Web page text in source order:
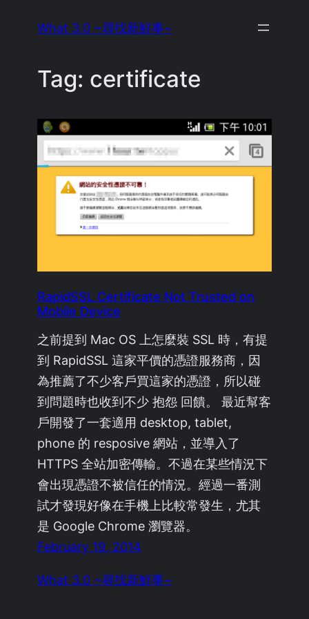
What 3.0 ~尋找新鮮事~
Tag: certificate
RapidSSL Certificate Not Trusted on
Mobile Device
之前提到 Mac OS 上怎麼裝 SSL 時，有提
到 RapidSSL 這家平價的憑證服務商，因
為推薦了不少客戶買這家的憑證，所以碰
到問題時也收到不少 抱怨 回饋。 最近幫客
戶開發了一套適用 desktop, tablet,
phone 的 resposive 網站，並導入了
HTTPS 全站加密傳輸。不過在某些情況下
會出現憑證不被信任的情況。經過一番測
試才發現好像在手機上比較常發生，尤其
是 Google Chrome 瀏覽器。
February 19, 2014
What 3.0 ~尋找新鮮事~